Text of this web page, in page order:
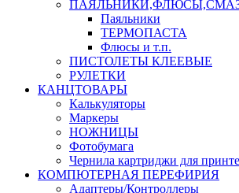
Паяльники
ТЕРМОПАСТА
Флюсы и т.п.
ПИСТОЛЕТЫ КЛЕЕВЫЕ
РУЛЕТКИ
КАНЦТОВАРЫ
Калькуляторы
Маркеры
НОЖНИЦЫ
Фотобумага
Чернила картриджи для
КОМПЮТЕРНАЯ ПЕРЕФИРИЯ
Адаптеры/Контроллеры